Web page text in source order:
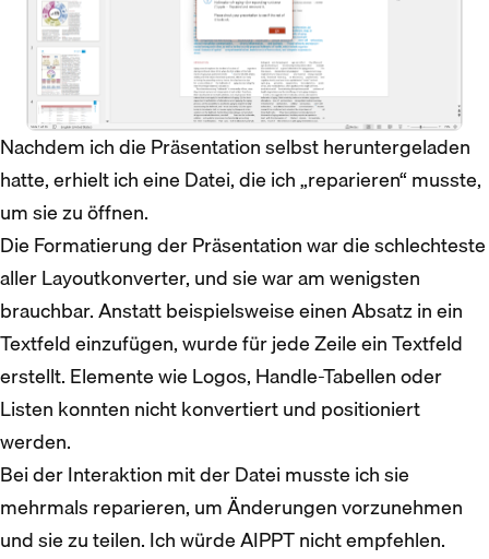
Nachdem ich die Präsentation selbst heruntergeladen
hatte, erhielt ich eine Datei, die ich „reparieren“ musste,
um sie zu öffnen.
Die Formatierung der Präsentation war die schlechteste
aller Layoutkonverter, und sie war am wenigsten
brauchbar. Anstatt beispielsweise einen Absatz in ein
Textfeld einzufügen, wurde für jede Zeile ein Textfeld
erstellt. Elemente wie Logos, Handle-Tabellen oder
Listen konnten nicht konvertiert und positioniert
werden.
Bei der Interaktion mit der Datei musste ich sie
mehrmals reparieren, um Änderungen vorzunehmen
und sie zu teilen. Ich würde AIPPT nicht empfehlen.